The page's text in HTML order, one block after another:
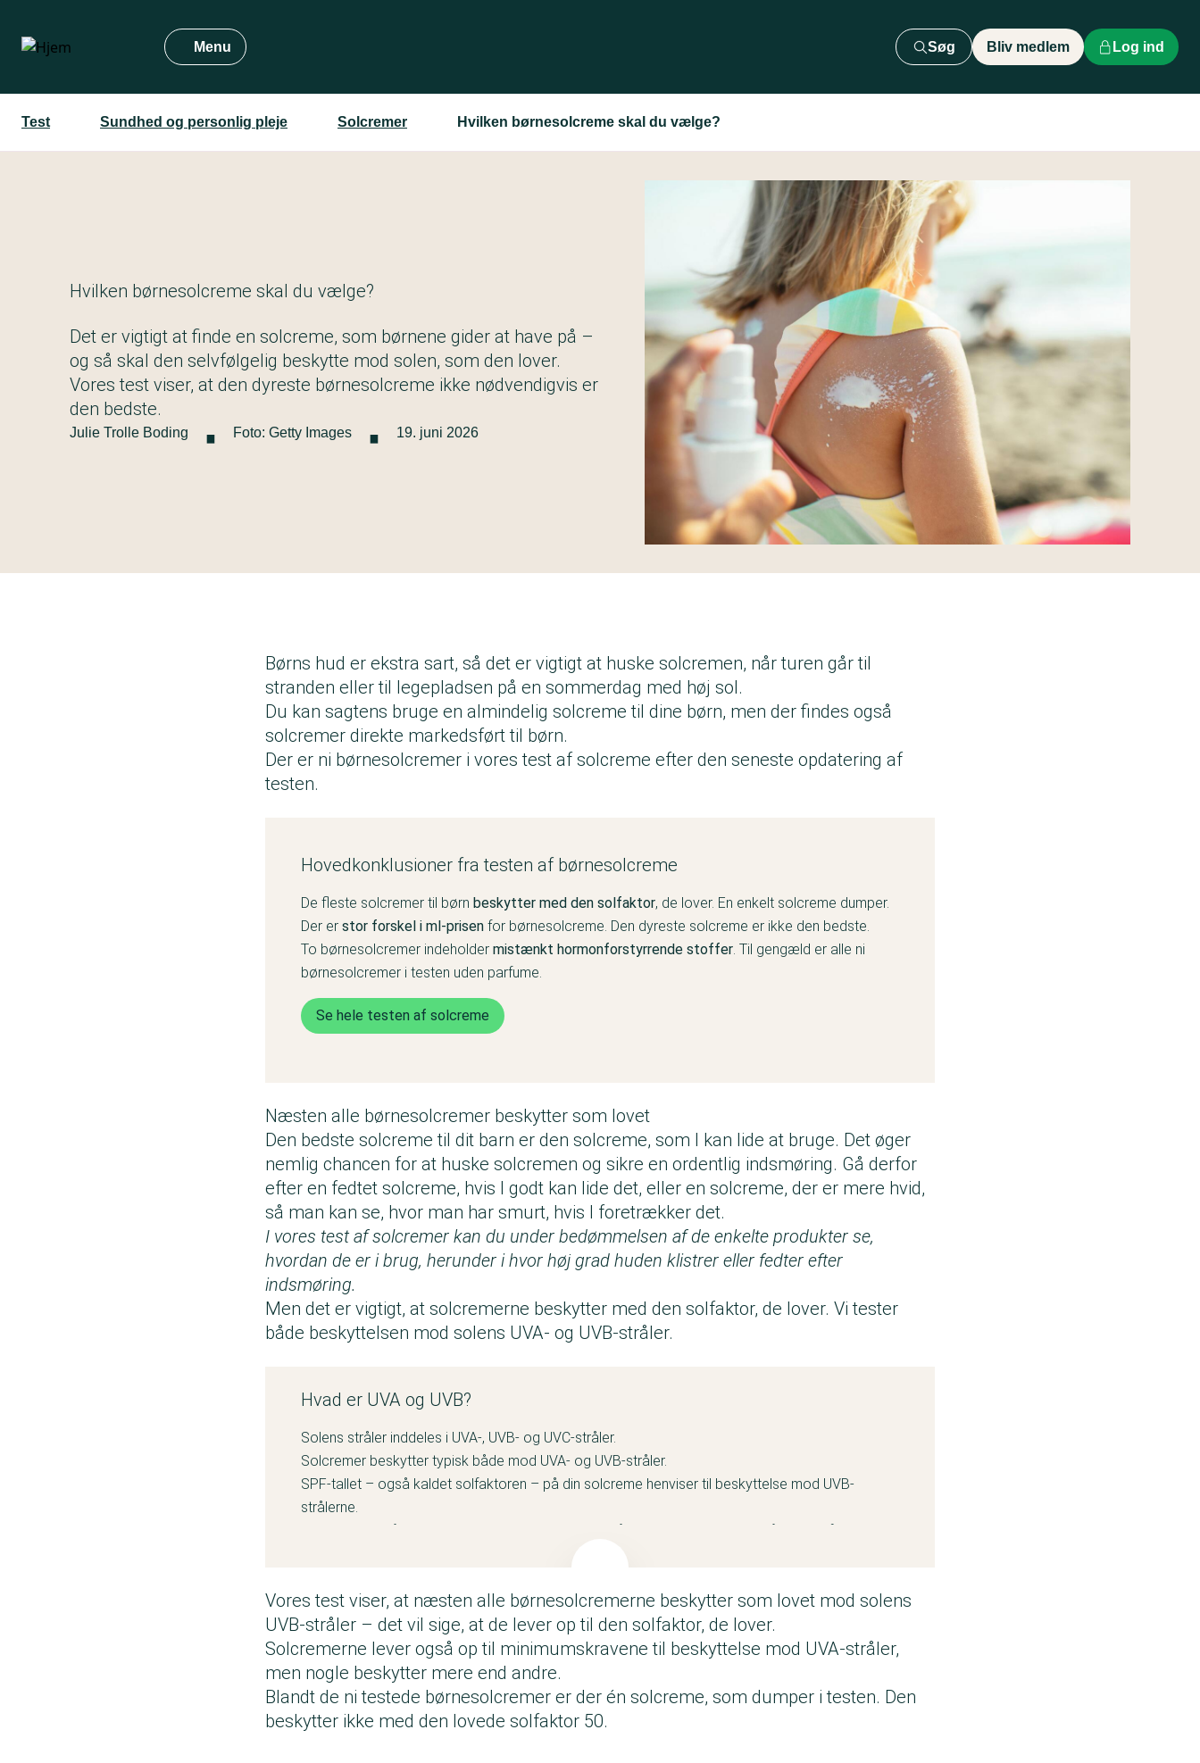
hovedindhold
Menu Søg Bliv medlem Log ind
Test Sundhed og personlig pleje Solcremer Hvilken børnesolcreme skal du vælge?
Hvilken børnesolcreme skal du vælge?
Det er vigtigt at finde en solcreme, som børnene gider at have på –
og så skal den selvfølgelig beskytte mod solen, som den lover.
Vores test viser, at den dyreste børnesolcreme ikke nødvendigvis er
den bedste.
Julie Trolle Boding · Foto: Getty Images · 19. juni 2026
Børns hud er ekstra sart, så det er vigtigt at huske solcremen, når turen går til
stranden eller til legepladsen på en sommerdag med høj sol.
Du kan sagtens bruge en almindelig solcreme til dine børn, men der findes også
solcremer direkte markedsført til børn.
Der er ni børnesolcremer i vores test af solcreme efter den seneste opdatering af
testen.
Hovedkonklusioner fra testen af børnesolcreme
De fleste solcremer til børn beskytter med den solfaktor, de lover. En enkelt solcreme dumper.
Der er stor forskel i ml-prisen for børnesolcreme. Den dyreste solcreme er ikke den bedste.
To børnesolcremer indeholder mistænkt hormonforstyrrende stoffer . Til gengæld er alle ni
børnesolcremer i testen uden parfume.
Se hele testen af solcreme
Næsten alle børnesolcremer beskytter som lovet
Den bedste solcreme til dit barn er den solcreme, som I kan lide at bruge. Det øger
nemlig chancen for at huske solcremen og sikre en ordentlig indsmøring. Gå derfor
efter en fedtet solcreme, hvis I godt kan lide det, eller en solcreme, der er mere hvid,
så man kan se, hvor man har smurt, hvis I foretrækker det.
I vores test af solcremer kan du under bedømmelsen af de enkelte produkter se,
hvordan de er i brug, herunder i hvor høj grad huden klistrer eller fedter efter
indsmøring.
Men det er vigtigt, at solcremerne beskytter med den solfaktor, de lover. Vi tester
både beskyttelsen mod solens UVA- og UVB-stråler.
Hvad er UVA og UVB?
Solens stråler inddeles i UVA-, UVB- og UVC-stråler.
Solcremer beskytter typisk både mod UVA- og UVB-stråler.
SPF-tallet – også kaldet solfaktoren – på din solcreme henviser til beskyttelse mod UVB-
strålerne.
UVA-mærket på solcremen viser, at solcremen også beskytter mod UVA-stråler. UVA-faktoren
UVA-strålerne når dybere ned i huden, og er med til at brune og også ælde vores hud.
UVB-strålernenår ikke så dybt ned i huden, men er de stråler, der giver anledning til
solskoldninger.
Både UVA- og UVB-stråling kan forårsage kræft i huden. Solcremer skal beskytte mod både
UVA- og UVB-stråler.
UVC-stråler når ikke jorden – det beskytter ozonlaget os imod.
Vores test viser, at næsten alle børnesolcremerne beskytter som lovet mod solens
UVB-stråler – det vil sige, at de lever op til den solfaktor, de lover.
Solcremerne lever også op til minimumskravene til beskyttelse mod UVA-stråler,
men nogle beskytter mere end andre.
Blandt de ni testede børnesolcremer er der én solcreme, som dumper i testen. Den
beskytter ikke med den lovede solfaktor 50.